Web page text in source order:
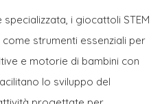
i giocattoli STEM
strumenti essenziali per
e motorie di bambini con
lo sviluppo del